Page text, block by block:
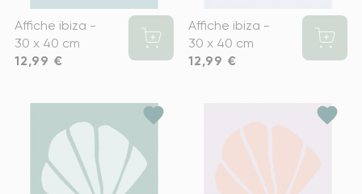
Affiche ibiza -
30 x 40 cm
Prix
12,99 €
Affiche ibiza -
30 x 40 cm
Prix
12,99 €
favorite favorite